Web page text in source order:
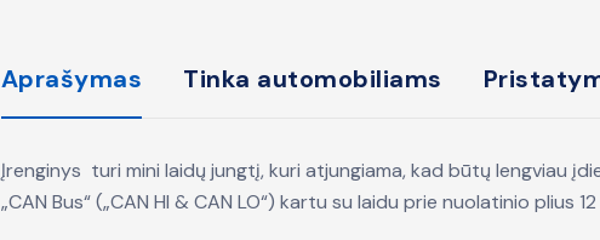
Aprašymas Tinka automobiliams
Įrenginys turi mini laidų jungtį, kuri atjungiama, kad būtų lengviau
„CAN Bus“ („CAN HI & CAN LO“) kartu su laidu prie nuolatinio plius